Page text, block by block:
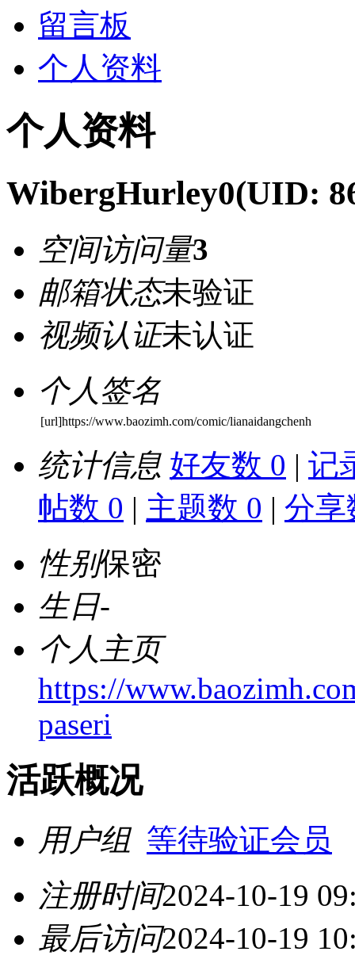
留言板
个人资料
个人资料
WibergHurley0(UID:
空间访问量3
邮箱状态未验证
视频认证未认证
个人签名
[url]https://www.baozimh.com/comic/lianaidangchenh
统计信息 好友数 0 | 记
帖数 0 | 主题数 0 | 分享
性别保密
生日-
个人主页
https://
paseri
活跃概况
用户组 等待验证会员
注册时间2024-10-19
最后访问2024-10-19